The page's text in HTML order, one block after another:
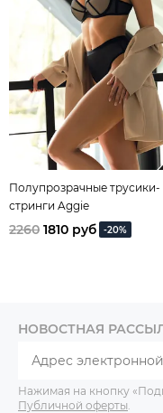
Полупрозрачные трусики-
стринги Aggie
2260 1810 руб -20%
НОВОСТНАЯ
Нажимая на кнопку
Публичной оферты